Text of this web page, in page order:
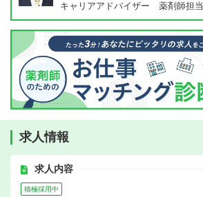
キャリアアドバイザー 薬剤師担当
求人情報
求人内容
積極採用中